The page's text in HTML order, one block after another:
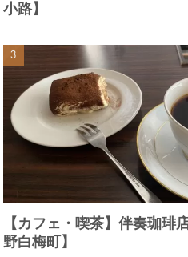
小路】
【カフェ・喫茶】伴奏珈
野白梅町】